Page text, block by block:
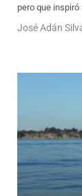
pero que inspiró
José Adán